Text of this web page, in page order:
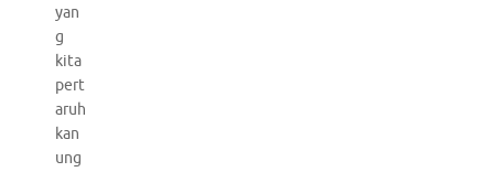
yan
g
kita
pert
aruh
kan
ung